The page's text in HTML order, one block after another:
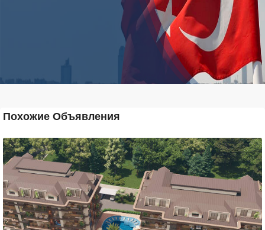
Похожие Объявления